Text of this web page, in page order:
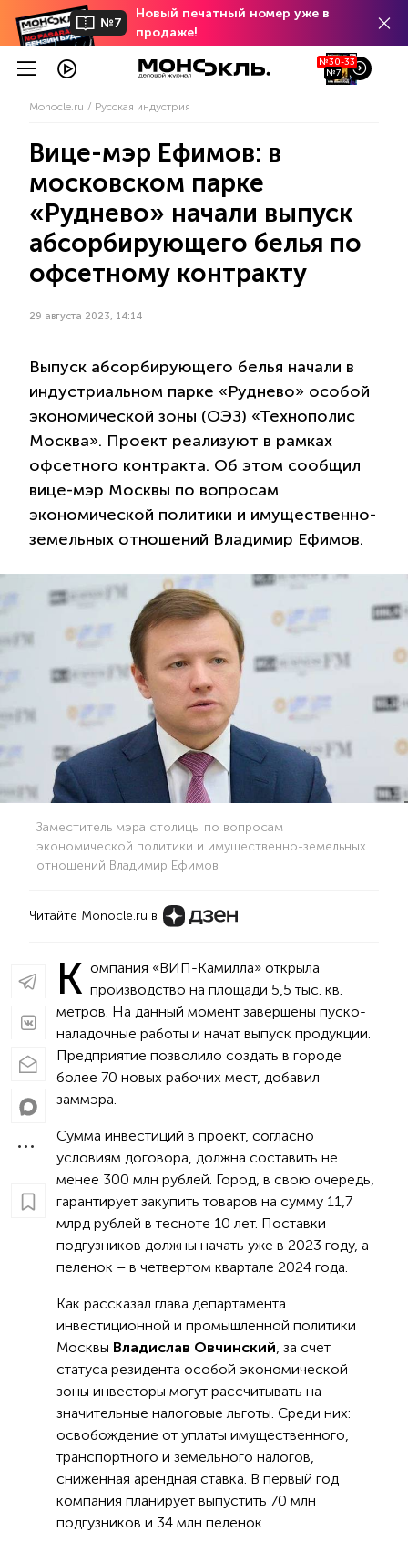
№7
Новый печатный номер уже в
продаже!
№30-33
№7
Monocle.ru Русская индустрия
Вице-мэр Ефимов: в
московском парке
«Руднево» начали выпуск
абсорбирующего белья по
офсетному контракту
29 августа 2023, 14:14
Выпуск абсорбирующего белья начали в
индустриальном парке «Руднево» особой
экономической зоны (ОЭЗ) «Технополис
Москва». Проект реализуют в рамках
офсетного контракта. Об этом сообщил
вице-мэр Москвы по вопросам
экономической политики и имущественно-
земельных отношений Владимир Ефимов.
Заместитель мэра столицы по вопросам
экономической политики и имущественно-земельных
отношений Владимир Ефимов
Читайте Monocle.ru в
К омпания «ВИП-Камилла» открыла
производство на площади 5,5 тыс. кв.
метров. На данный момент завершены пуско-
наладочные работы и начат выпуск продукции.
Предприятие позволило создать в городе
более 70 новых рабочих мест, добавил
заммэра.
Сумма инвестиций в проект, согласно
условиям договора, должна составить не
менее 300 млн рублей. Город, в свою очередь,
гарантирует закупить товаров на сумму 11,7
млрд рублей в тесноте 10 лет. Поставки
подгузников должны начать уже в 2023 году, а
пеленок – в четвертом квартале 2024 года.
Как рассказал глава департамента
инвестиционной и промышленной политики
Москвы Владислав Овчинский , за счет
статуса резидента особой экономической
зоны инвесторы могут рассчитывать на
значительные налоговые льготы. Среди них:
освобождение от уплаты имущественного,
транспортного и земельного налогов,
сниженная арендная ставка. В первый год
компания планирует выпустить 70 млн
подгузников и 34 млн пеленок.